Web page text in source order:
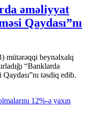
əməliyyat
Qaydası”nı
mütərəqqi beynəlxalq
“Banklarda
təsdiq edib.